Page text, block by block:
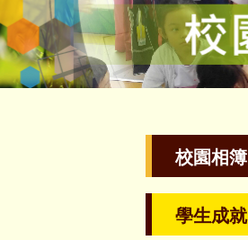
校園相簿
學生成就